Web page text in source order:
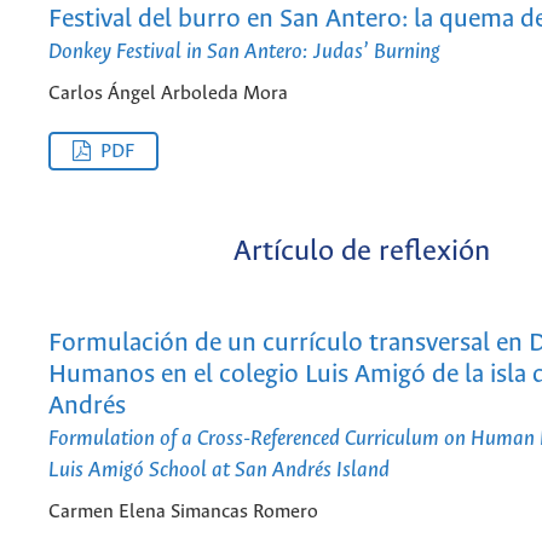
Festival del burro en San Antero: la quema
Donkey Festival in San Antero: Judas’ Burning
Carlos Ángel Arboleda Mora
PDF
Artículo de reflexión
Formulación de un currículo transversal en
Humanos en el colegio Luis Amigó de la isla
Andrés
Formulation of a Cross-Referenced Curriculum on Human
Luis Amigó School at San Andrés Island
Carmen Elena Simancas Romero